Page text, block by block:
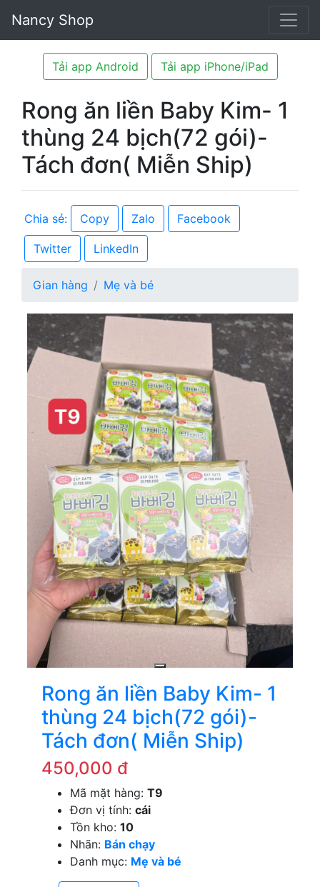
Nancy Shop
Tải app Android Tải app iPhone/iPad
Rong ăn liền Baby Kim- 1
thùng 24 bịch(72 gói)-
Tách đơn( Miễn Ship)
Chia sẻ: Copy Zalo Facebook
Twitter LinkedIn
Gian hàng Mẹ và bé
Rong ăn liền Baby Kim- 1
thùng 24 bịch(72 gói)-
Tách đơn( Miễn Ship)
450,000 đ
Mã mặt hàng: T9
Đơn vị tính: cái
Tồn kho: 10
Nhãn: Bán chạy
Danh mục: Mẹ và bé